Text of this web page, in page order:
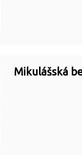
Mikulášská